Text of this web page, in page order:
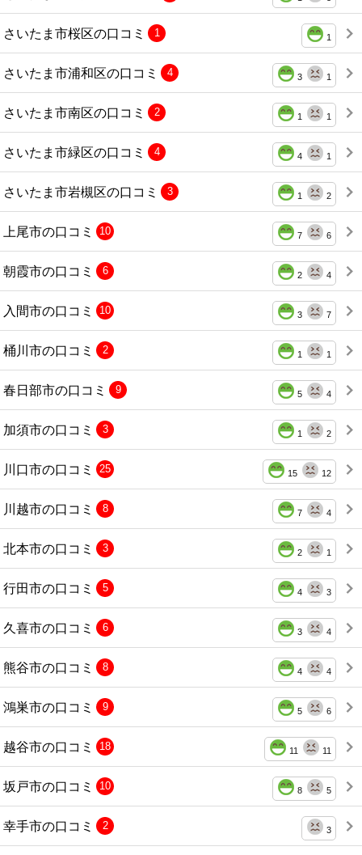
さいたま市桜区の口コミ 1
1
さいたま市浦和区の口コミ 3 1
4
さいたま市南区の口コミ 1 1
2
さいたま市緑区の口コミ 4 1
4
さいたま市岩槻区の口コミ 1 2
3
上尾市の口コミ 7 6
10
朝霞市の口コミ 2 4
6
入間市の口コミ 3 7
10
桶川市の口コミ 1 1
2
春日部市の口コミ 5 4
9
加須市の口コミ 1 2
3
川口市の口コミ 15 12
25
川越市の口コミ 7 4
8
北本市の口コミ 2 1
3
行田市の口コミ 4 3
5
久喜市の口コミ 3 4
6
熊谷市の口コミ 4 4
8
鴻巣市の口コミ 5 6
9
越谷市の口コミ 11 11
18
坂戸市の口コミ 8 5
10
幸手市の口コミ 3
2